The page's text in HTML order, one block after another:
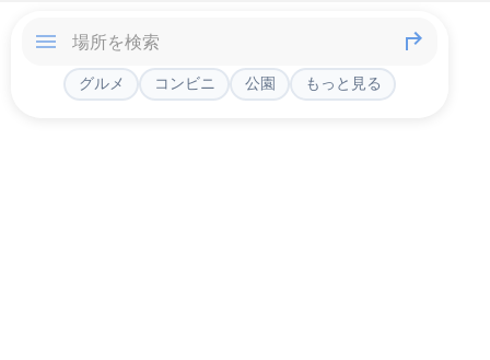
グルメ コンビニ 公園 もっと見る